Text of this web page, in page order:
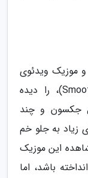
و موزیک ویدئوی
معروف ترانه مجرم زیرک (Smooth Criminal)، را دیده
جکسون و چند
زیاد به جلو خم
این موزیک
باشد، اما